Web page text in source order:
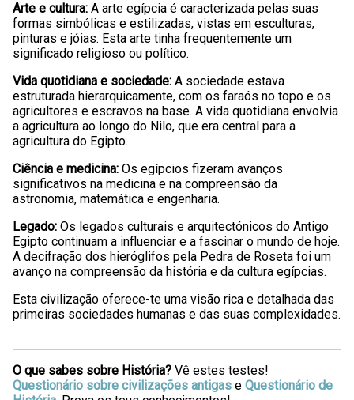
Arte e cultura: A arte egípcia é caracterizada pelas suas
formas simbólicas e estilizadas, vistas em esculturas,
pinturas e jóias. Esta arte tinha frequentemente um
significado religioso ou político.
Vida quotidiana e sociedade: A sociedade estava
estruturada hierarquicamente, com os faraós no topo e os
agricultores e escravos na base. A vida quotidiana envolvia
a agricultura ao longo do Nilo, que era central para a
agricultura do Egipto.
Ciência e medicina: Os egípcios fizeram avanços
significativos na medicina e na compreensão da
astronomia, matemática e engenharia.
Legado: Os legados culturais e arquitectónicos do Antigo
Egipto continuam a influenciar e a fascinar o mundo de hoje.
A decifração dos hieróglifos pela Pedra de Roseta foi um
avanço na compreensão da história e da cultura egípcias.
Esta civilização oferece-te uma visão rica e detalhada das
primeiras sociedades humanas e das suas complexidades.
O que sabes sobre História? Vê estes testes!
Questionário sobre civilizações antigas e Questionário de